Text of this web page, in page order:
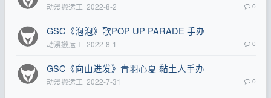
动漫搬运工 2022-8-2 0
GSC《泡泡》歌POP UP PARADE 手办
动漫搬运工 2022-8-1 0
GSC《向山进发》青羽心夏 黏土人手办
动漫搬运工 2022-7-31 0